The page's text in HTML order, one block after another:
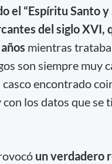
el “Espíritu Santo
del siglo XVI,
mientras
son siempre muy
encontrado
los datos que se
un verdadero